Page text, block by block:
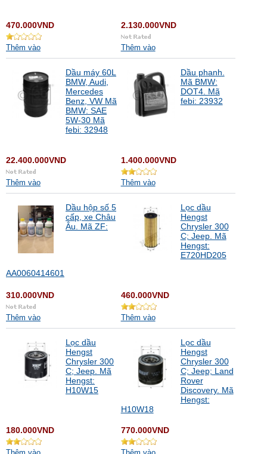
470.000VND
Thêm vào
2.130.000VND
Thêm vào
Dầu máy 60L
BMW, Audi,
Mercedes
Benz, VW Mã
BMW: SAE
5W-30 Mã
febi: 32948
22.400.000VND
Thêm vào
Dầu phanh.
Mã BMW:
DOT4. Mã
febi: 23932
1.400.000VND
Thêm vào
Dầu hộp số 5
cấp, xe Châu
Âu. Mã ZF:
AA0060414601
310.000VND
Thêm vào
Lọc dầu
Hengst
Chrysler 300
C; Jeep. Mã
Hengst:
E720HD205
460.000VND
Thêm vào
Lọc dầu
Hengst
Chrysler 300
C; Jeep. Mã
Hengst:
H10W15
180.000VND
Lọc dầu
Hengst
Chrysler 300
C; Jeep; Land
Rover
Discovery. Mã
Hengst:
H10W18
770.000VND